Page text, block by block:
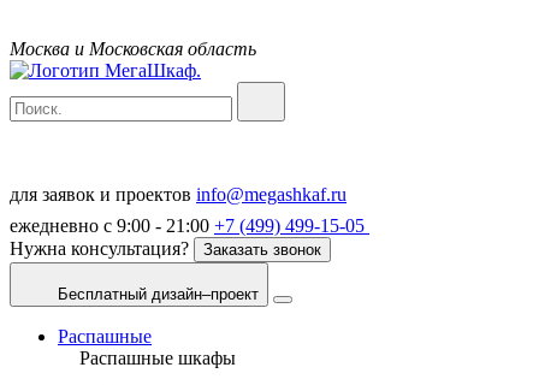
Москва и Московская область
для заявок и проектов info@megashkaf.ru
ежедневно с 9:00 - 21:00 +7 (499) 499-15-05
Нужна консультация?
Заказать звонок
Бесплатный дизайн–проект
Распашные
Распашные шкафы